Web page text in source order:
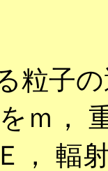
粒子
ｍ，
， 輻